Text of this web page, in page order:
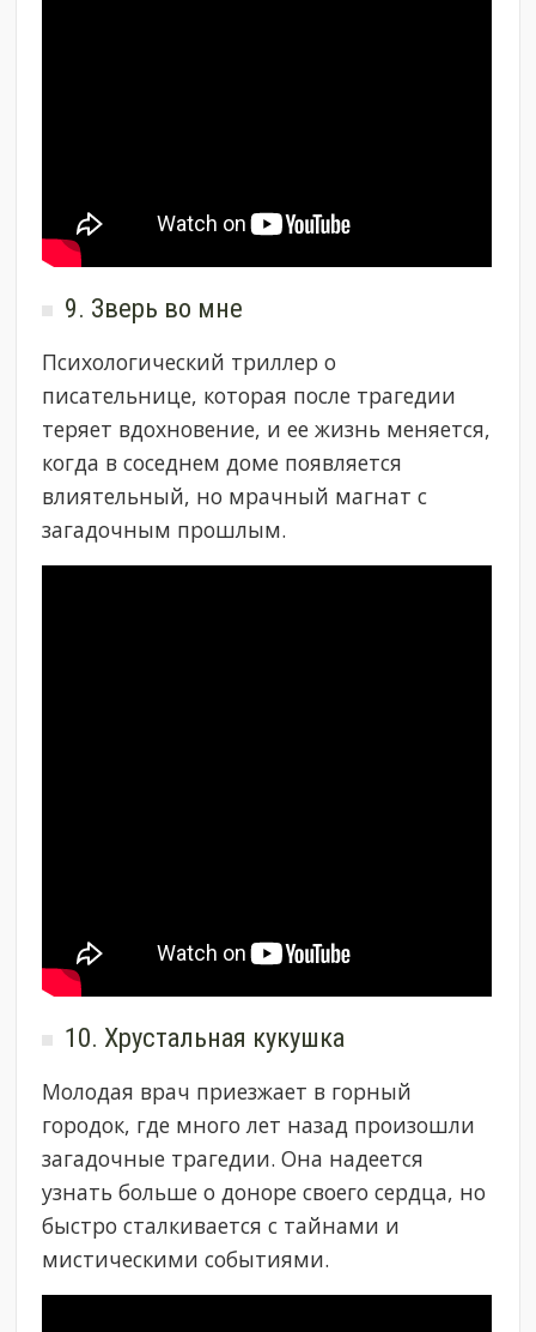
9. Зверь во мне
Психологический триллер о
писательнице, которая после трагедии
теряет вдохновение, и ее жизнь меняется,
когда в соседнем доме появляется
влиятельный, но мрачный магнат с
загадочным прошлым.
10. Хрустальная кукушка
Молодая врач приезжает в горный
городок, где много лет назад произошли
загадочные трагедии. Она надеется
узнать больше о доноре своего сердца, но
быстро сталкивается с тайнами и
мистическими событиями.